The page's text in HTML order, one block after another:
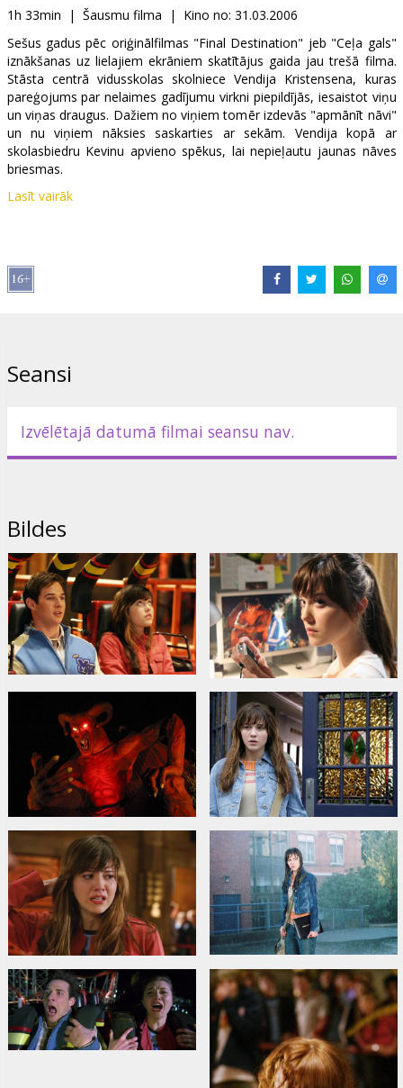
Kino
Klubs
1h 33min | Šausmu filma | Kino no: 31.03.2006
Sešus gadus pēc oriģinālfilmas "Final Destination" jeb "Ceļa gals"
iznākšanas uz lielajiem ekrāniem skatītājus gaida jau trešā filma.
Stāsta centrā vidusskolas skolniece Vendija Kristensena, kuras
pareģojums par nelaimes gadījumu virkni piepildījās, iesaistot viņu
un viņas draugus. Dažiem no viņiem tomēr izdevās "apmānīt nāvi"
un nu viņiem nāksies saskarties ar sekām. Vendija kopā ar
skolasbiedru Kevinu apvieno spēkus, lai nepieļautu jaunas nāves
briesmas.
Lomās: Ryan Merriman, Mary Elizabeth Winstead, Kris Lemche,
Filma angļu valodā ar subtitriem latviešu un krievu valodās.
Lasīt vairāk
Seansi
Izvēlētajā datumā filmai seansu nav.
Bildes